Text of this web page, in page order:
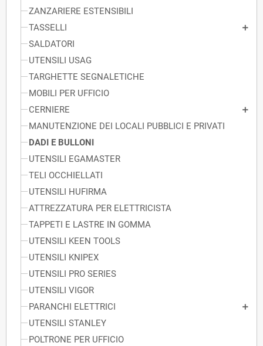
ZANZARIERE ESTENSIBILI
TASSELLI
SALDATORI
UTENSILI USAG
TARGHETTE SEGNALETICHE
MOBILI PER UFFICIO
CERNIERE
MANUTENZIONE DEI LOCALI PUBBLICI E PRIVATI
DADI E BULLONI
UTENSILI EGAMASTER
TELI OCCHIELLATI
UTENSILI HUFIRMA
ATTREZZATURA PER ELETTRICISTA
TAPPETI E LASTRE IN GOMMA
UTENSILI KEEN TOOLS
UTENSILI KNIPEX
UTENSILI PRO SERIES
UTENSILI VIGOR
PARANCHI ELETTRICI
UTENSILI STANLEY
POLTRONE PER UFFICIO